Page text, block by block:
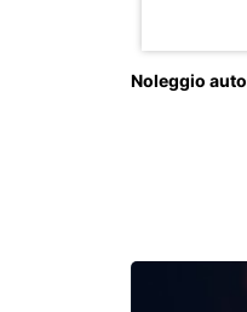
Noleggio auto